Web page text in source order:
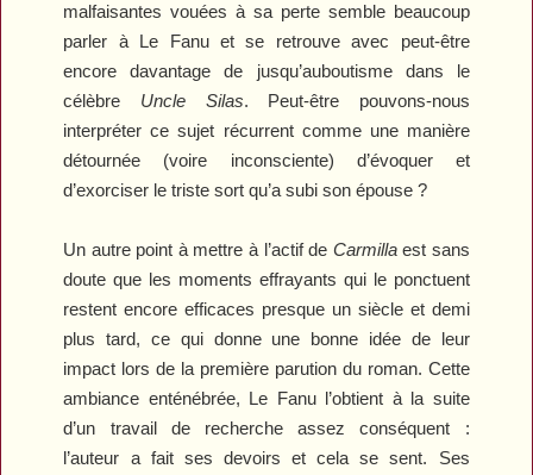
malfaisantes vouées à sa perte semble beaucoup
parler à Le Fanu et se retrouve avec peut-être
encore davantage de jusqu’auboutisme dans le
célèbre Uncle Silas. Peut-être pouvons-nous
interpréter ce sujet récurrent comme une manière
détournée (voire inconsciente) d’évoquer et
d’exorciser le triste sort qu’a subi son épouse ?
Un autre point à mettre à l’actif de Carmillaest sans
doute que les moments effrayants qui le ponctuent
restent encore efficaces presque un siècle et demi
plus tard, ce qui donne une bonne idée de leur
impact lors de la première parution du roman. Cette
ambiance enténébrée, Le Fanu l’obtient à la suite
d’un travail de recherche assez conséquent :
l’auteur a fait ses devoirs et cela se sent. Ses